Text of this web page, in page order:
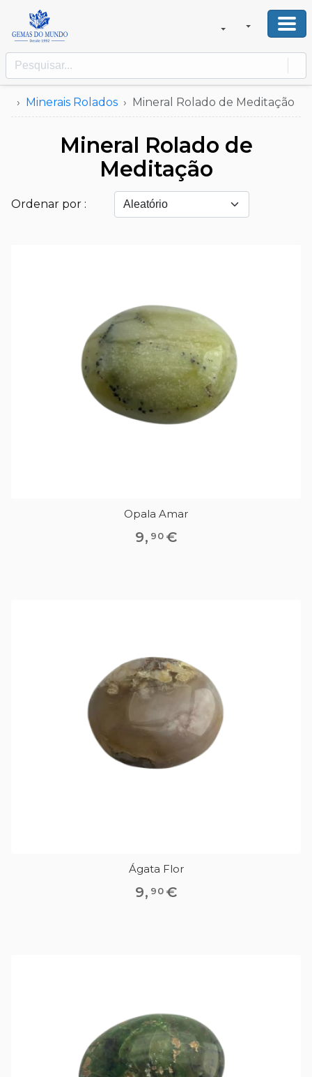
Minerais Rolados Mineral Rolado de Meditação
Mineral Rolado de
Meditação
Ordenar por :
Opala Amar
9, 90 €
Ágata Flor
9, 90 €